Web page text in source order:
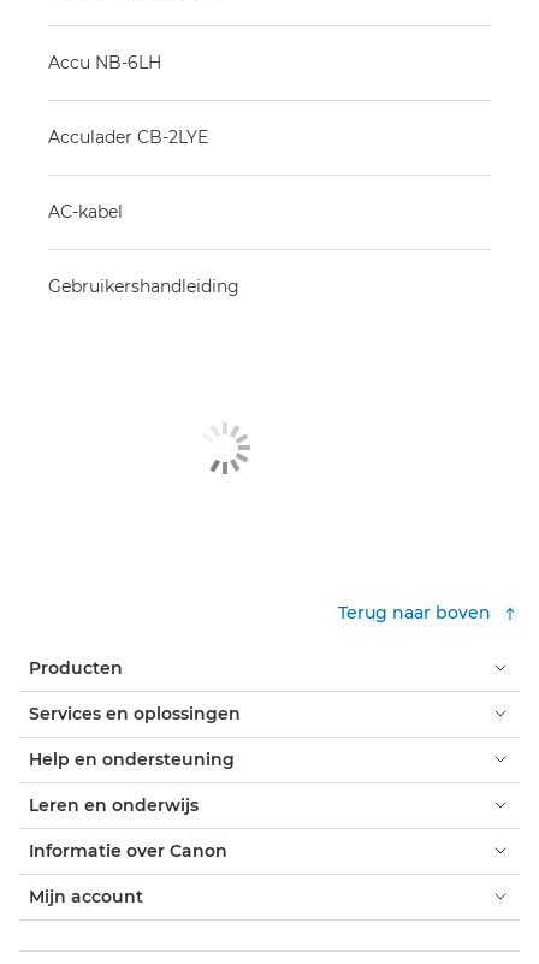
Accu NB-6LH
Acculader CB-2LYE
AC-kabel
Gebruikershandleiding
Terug naar boven
Producten
Services en oplossingen
Help en ondersteuning
Leren en onderwijs
Informatie over Canon
Mijn account